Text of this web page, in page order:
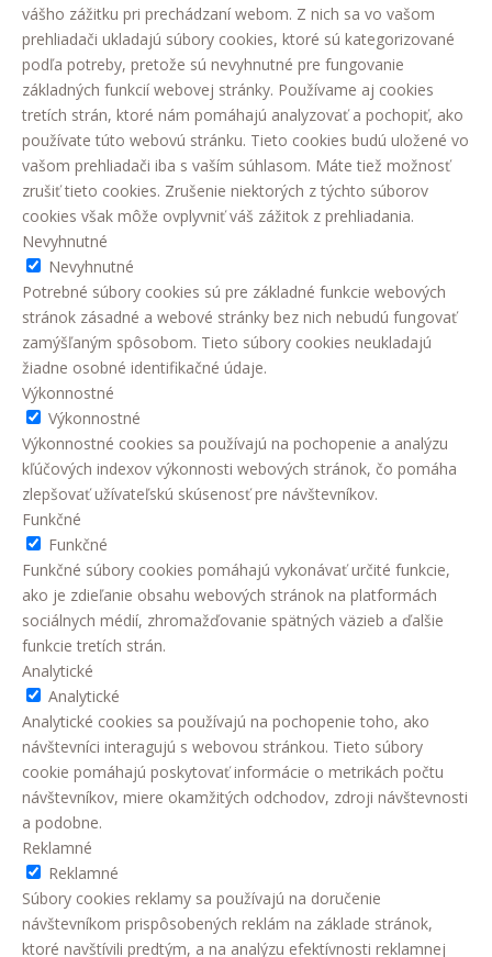
vášho zážitku pri prechádzaní webom. Z nich sa vo vašom
prehliadači ukladajú súbory cookies, ktoré sú kategorizované
podľa potreby, pretože sú nevyhnutné pre fungovanie
základných funkcií webovej stránky. Používame aj cookies
tretích strán, ktoré nám pomáhajú analyzovať a pochopiť, ako
používate túto webovú stránku. Tieto cookies budú uložené vo
vašom prehliadači iba s vaším súhlasom. Máte tiež možnosť
zrušiť tieto cookies. Zrušenie niektorých z týchto súborov
cookies však môže ovplyvniť váš zážitok z prehliadania.
Nevyhnutné
Nevyhnutné
Potrebné súbory cookies sú pre základné funkcie webových
stránok zásadné a webové stránky bez nich nebudú fungovať
zamýšľaným spôsobom. Tieto súbory cookies neukladajú
žiadne osobné identifikačné údaje.
Výkonnostné
Výkonnostné
Výkonnostné cookies sa používajú na pochopenie a analýzu
kľúčových indexov výkonnosti webových stránok, čo pomáha
zlepšovať užívateľskú skúsenosť pre návštevníkov.
Funkčné
Funkčné
Funkčné súbory cookies pomáhajú vykonávať určité funkcie,
ako je zdieľanie obsahu webových stránok na platformách
sociálnych médií, zhromažďovanie spätných väzieb a ďalšie
funkcie tretích strán.
Analytické
Analytické
Analytické cookies sa používajú na pochopenie toho, ako
návštevníci interagujú s webovou stránkou. Tieto súbory
cookie pomáhajú poskytovať informácie o metrikách počtu
návštevníkov, miere okamžitých odchodov, zdroji návštevnosti
a podobne.
Reklamné
Reklamné
Súbory cookies reklamy sa používajú na doručenie
návštevníkom prispôsobených reklám na základe stránok,
ktoré navštívili predtým, a na analýzu efektívnosti reklamnej